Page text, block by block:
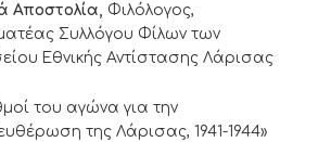
Αποστολία,
Φιλόλογος,
Συλλόγου Φίλων των
Εθνικής Αντίστασης Λάρισας
του αγώνα για την
της Λάρισας, 1941-1944»